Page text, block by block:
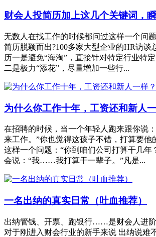
财会人投简历加上这几个关键词，
无数人在找工作的时候都问过这样一个问
简历脱颖而出?100多家大型企业的HR访谈
历一是避免“海淘”，直接针对特定行业特
二是极力“添花”，尽量增加一些行...
为什么你工作十年，工资还和新人
在招聘的时候，当一个年轻人跑来跟你说
来工作。”你也觉得这孩子不错，打算要他
这样一个问题：“你到咱们公司打算干几年
会说：“我……我打算干一辈子。”凡是...
一名出纳的真实日常（吐血推荐）
出纳管钱、开票、跑银行……是财会人进
对于刚进入财会行业的新手来说 出纳说难